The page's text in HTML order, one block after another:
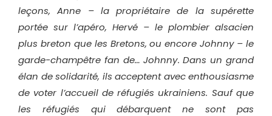
leçons, Anne – la propriétaire de la supérette
portée sur l’apéro, Hervé – le plombier alsacien
plus breton que les Bretons, ou encore Johnny – le
garde-champêtre fan de… Johnny. Dans un grand
élan de solidarité, ils acceptent avec enthousiasme
de voter l’accueil de réfugiés ukrainiens. Sauf que
les réfugiés qui débarquent ne sont pas